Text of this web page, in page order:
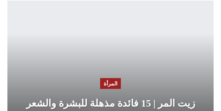
المرأة
زيت المر | 15 فائدة مذهلة للبشرة والشعر